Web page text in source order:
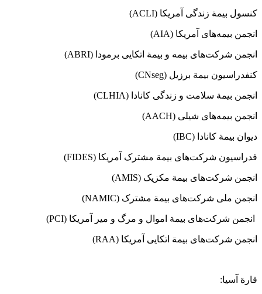
کنسول بیمة زندگی آمریکا (ACLI)
انجمن بیمه‌های آمریکا (AIA)
انجمن شرکت‌های بیمه و بیمة اتکایی برمودا (ABRI)
کنفدراسیون بیمة برزیل (CNseg)
انجمن بیمة سلامت و زندگی کانادا (CLHIA)
انجمن بیمه‌های شیلی (AACH)
دیوان بیمة کانادا (IBC)
فدراسیون شرکت‌های بیمة مشترک آمریکا (FIDES)
انجمن شرکت‌های بیمة مکزیک (AMIS)
انجمن ملی شرکت‌های بیمة مشترک (NAMIC)
انجمن شرکت‌های بیمة اموال و مرگ و میر آمریکا (PCI)
انجمن شرکت‌های بیمة اتکایی آمریکا (RAA)
قارة آسیا: